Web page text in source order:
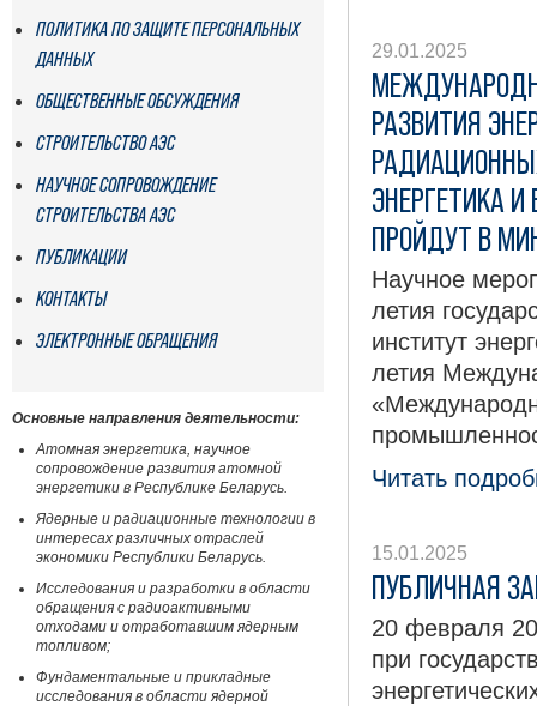
ПОЛИТИКА ПО ЗАЩИТЕ ПЕРСОНАЛЬНЫХ
ДАННЫХ
ОБЩЕСТВЕННЫЕ ОБСУЖДЕНИЯ
СТРОИТЕЛЬСТВО АЭС
НАУЧНОЕ СОПРОВОЖДЕНИЕ
СТРОИТЕЛЬСТВА АЭС
ПУБЛИКАЦИИ
КОНТАКТЫ
ЭЛЕКТРОННЫЕ ОБРАЩЕНИЯ
Основные направления деятельности:
Атомная энергетика, научное
сопровождение развития атомной
энергетики в Республике Беларусь.
Ядерные и радиационные технологии в
интересах различных отраслей
экономики Республики Беларусь.
Исследования и разработки в области
обращения с радиоактивными
отходами и отработавшим ядерным
топливом;
Фундаментальные и прикладные
исследования в области ядерной
29.01.2025
РАЗВИТИЯ
ЭНЕРГЕТИКА И
ПРОЙДУТ В
Научное
летия
институт
летия
Читать
15.01.2025
ПУБЛИЧНАЯ
20 февраля
при